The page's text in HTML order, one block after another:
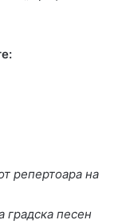
репертоара на
градска песен